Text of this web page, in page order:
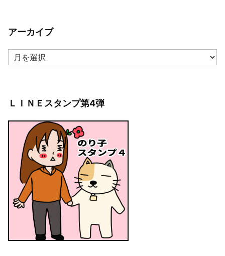
アーカイブ
ア
ー
ブＬＩＮＥスタンプ第4弾